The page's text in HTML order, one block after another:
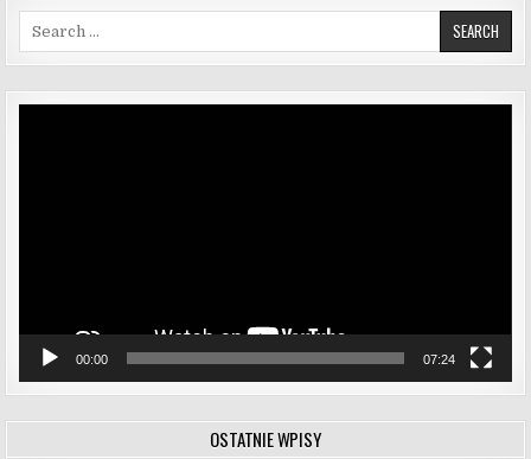
Search for:
00:00 07:24
OSTATNIE WPISY